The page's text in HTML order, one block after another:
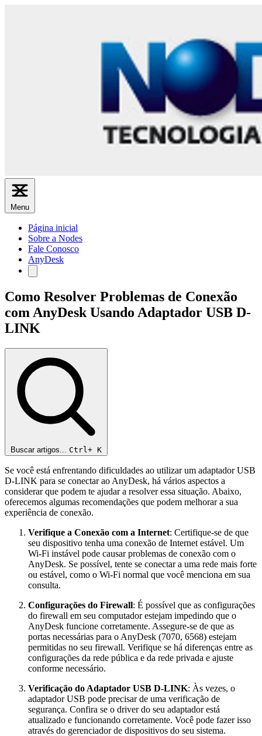
Menu
Página inicial
Sobre a Nodes
Fale Conosco
AnyDesk
Como Resolver Problemas de Conexão
com AnyDesk Usando Adaptador USB D-
LINK
Buscar artigos... Ctrl+ K
Se você está enfrentando dificuldades ao utilizar um adaptador USB
D-LINK para se conectar ao AnyDesk, há vários aspectos a
considerar que podem te ajudar a resolver essa situação. Abaixo,
oferecemos algumas recomendações que podem melhorar a sua
experiência de conexão.
Verifique a Conexão com a Internet: Certifique-se de que
seu dispositivo tenha uma conexão de Internet estável. Um
Wi-Fi instável pode causar problemas de conexão com o
AnyDesk. Se possível, tente se conectar a uma rede mais forte
ou estável, como o Wi-Fi normal que você menciona em sua
consulta.
Configurações do Firewall: É possível que as configurações
do firewall em seu computador estejam impedindo que o
AnyDesk funcione corretamente. Assegure-se de que as
portas necessárias para o AnyDesk (7070, 6568) estejam
permitidas no seu firewall. Verifique se há diferenças entre as
configurações da rede pública e da rede privada e ajuste
conforme necessário.
Verificação do Adaptador USB D-LINK: Às vezes, o
adaptador USB pode precisar de uma verificação de
segurança. Confira se o driver do seu adaptador está
atualizado e funcionando corretamente. Você pode fazer isso
através do gerenciador de dispositivos do seu sistema.